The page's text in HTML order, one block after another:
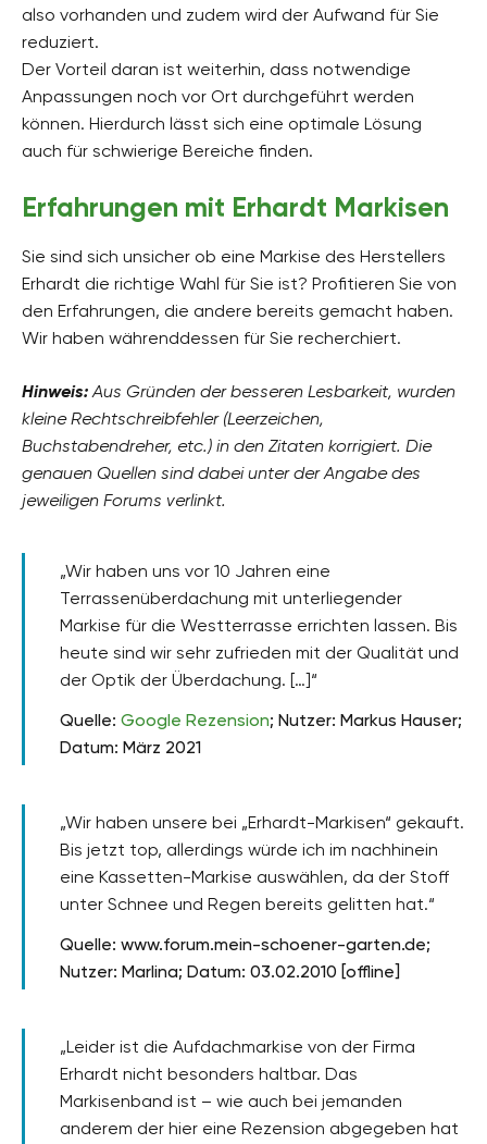
also vorhanden und zudem wird der Aufwand für Sie
reduziert.
Der Vorteil daran ist weiterhin, dass notwendige
Anpassungen noch vor Ort durchgeführt werden
können. Hierdurch lässt sich eine optimale Lösung
auch für schwierige Bereiche finden.
Erfahrungen mit Erhardt Markisen
Sie sind sich unsicher ob eine Markise des Herstellers
Erhardt die richtige Wahl für Sie ist? Profitieren Sie von
den Erfahrungen, die andere bereits gemacht haben.
Wir haben währenddessen für Sie recherchiert.
Hinweis:Aus Gründen der besseren Lesbarkeit, wurden
kleine Rechtschreibfehler (Leerzeichen,
Buchstabendreher, etc.) in den Zitaten korrigiert. Die
genauen Quellen sind dabei unter der Angabe des
jeweiligen Forums verlinkt.
„Wir haben uns vor 10 Jahren eine
Terrassenüberdachung mit unterliegender
Markise für die Westterrasse errichten lassen. Bis
heute sind wir sehr zufrieden mit der Qualität und
der Optik der Überdachung. […]“
Quelle:Google Rezension; Nutzer: Markus Hauser;
Datum: März 2021
„Wir haben unsere bei „Erhardt-Markisen“ gekauft.
Bis jetzt top, allerdings würde ich im nachhinein
eine Kassetten-Markise auswählen, da der Stoff
unter Schnee und Regen bereits gelitten hat.“
Quelle: www.forum.mein-schoener-garten.de;
Nutzer: Marlina; Datum: 03.02.2010 [offline]
„Leider ist die Aufdachmarkise von der Firma
Erhardt nicht besonders haltbar. Das
Markisenband ist – wie auch bei jemanden
anderem der hier eine Rezension abgegeben hat